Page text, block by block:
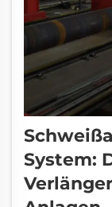
System: